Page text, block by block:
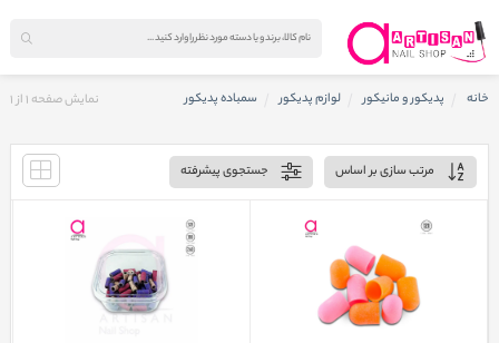
خانه پدیکور و مانیکور لوازم پدیکور سمباده پدیکور نمایش صفحه 1از1
مرتب سازی بر اساس جستجوی پیشرفته